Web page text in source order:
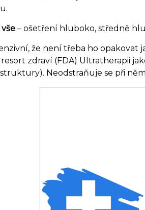
– ošetření hluboko, středně
že není třeba ho opakovat
zdraví (FDA) Ultratherapii
struktury). Neodstraňuje se při